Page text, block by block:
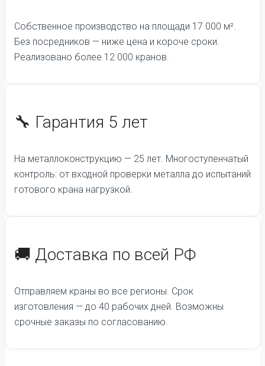
Собственное производство на площади 17 000 м².
Без посредников — ниже цена и короче сроки.
Реализовано более 12 000 кранов.
🔧 Гарантия 5 лет
На металлоконструкцию — 25 лет. Многоступенчатый
контроль: от входной проверки металла до испытаний
готового крана нагрузкой.
🚚 Доставка по всей РФ
Отправляем краны во все регионы. Срок
изготовления — до 40 рабочих дней. Возможны
срочные заказы по согласованию.